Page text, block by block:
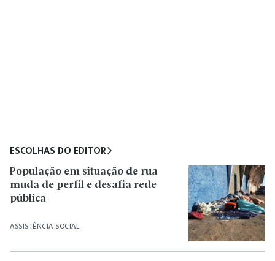
ESCOLHAS DO EDITOR
ASSISTÊNCIA SOCIAL
População em situação de rua
muda de perfil e desafia rede
pública